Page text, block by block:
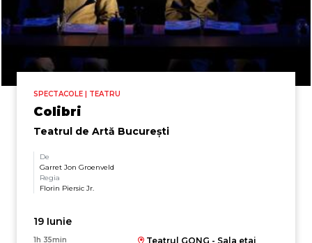
SPECTACOLE | TEATRU
Colibri
Teatrul de Artă București
De
Garret Jon Groenveld
Regia
Florin Piersic Jr.
19 Iunie
1h 35min Teatrul GONG - Sala etaj